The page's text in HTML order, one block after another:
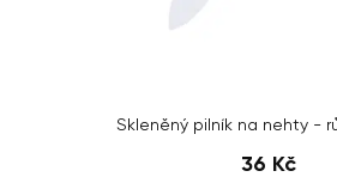
Skleněný pilník na nehty -
36 Kč